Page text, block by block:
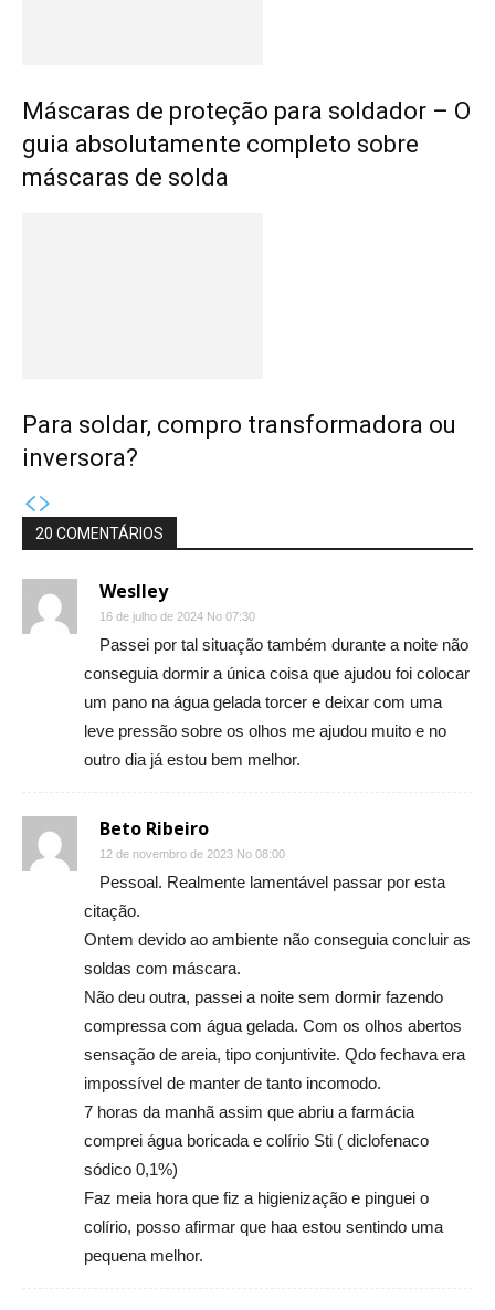
Máscaras de proteção para soldador – O
guia absolutamente completo sobre
máscaras de solda
Para soldar, compro transformadora ou
inversora?
20 COMENTÁRIOS
Weslley
16 de julho de 2024 No 07:30
Passei por tal situação também durante a noite não
conseguia dormir a única coisa que ajudou foi colocar
um pano na água gelada torcer e deixar com uma
leve pressão sobre os olhos me ajudou muito e no
outro dia já estou bem melhor.
Beto Ribeiro
12 de novembro de 2023 No 08:00
Pessoal. Realmente lamentável passar por esta
citação.
Ontem devido ao ambiente não conseguia concluir as
soldas com máscara.
Não deu outra, passei a noite sem dormir fazendo
compressa com água gelada. Com os olhos abertos
sensação de areia, tipo conjuntivite. Qdo fechava era
impossível de manter de tanto incomodo.
7 horas da manhã assim que abriu a farmácia
comprei água boricada e colírio Sti ( diclofenaco
sódico 0,1%)
Faz meia hora que fiz a higienização e pinguei o
colírio, posso afirmar que haa estou sentindo uma
pequena melhor.